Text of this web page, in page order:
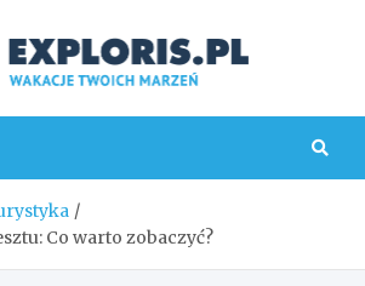
Co warto zobaczyć?